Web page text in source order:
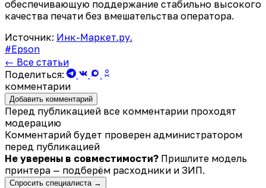
обеспечивающую поддержание стабильно высокого
качества печати без вмешательства оператора.
Источник: Инк-Маркет.ру.
#Epson
← Все статьи
Поделиться:
комментарии
Добавить комментарий
Перед публикацией все комментарии проходят
модерацию
Комментарий будет проверен администратором
перед публикацией
Не уверены в совместимости? Пришлите модель
принтера — подберём расходники и ЗИП.
Спросить специалиста →